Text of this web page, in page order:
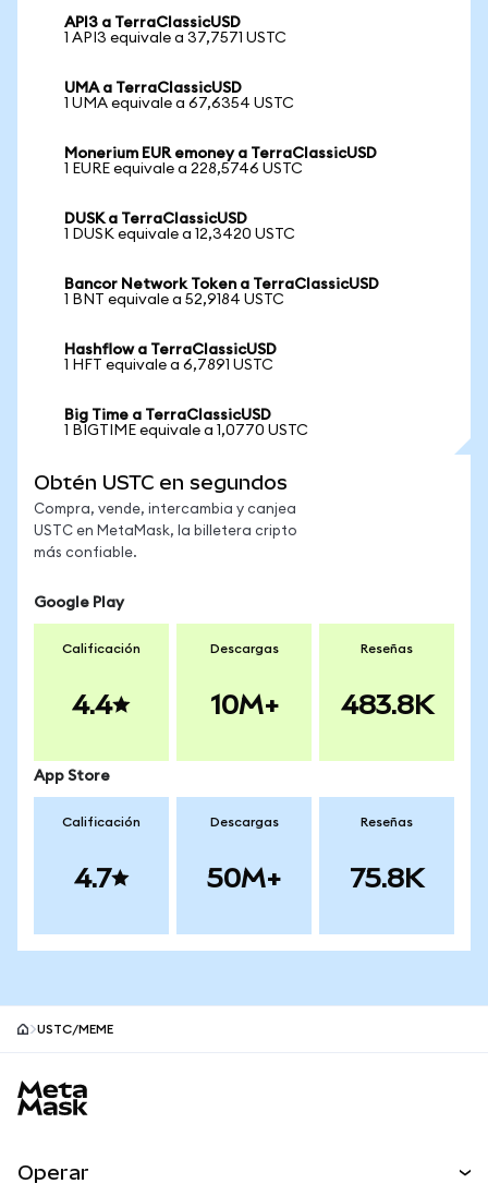
API3 a TerraClassicUSD
1 API3 equivale a 37,7571 USTC
UMA a TerraClassicUSD
1 UMA equivale a 67,6354 USTC
Monerium EUR emoney a TerraClassicUSD
1 EURE equivale a 228,5746 USTC
DUSK a TerraClassicUSD
1 DUSK equivale a 12,3420 USTC
Bancor Network Token a TerraClassicUSD
1 BNT equivale a 52,9184 USTC
Hashflow a TerraClassicUSD
1 HFT equivale a 6,7891 USTC
Big Time a TerraClassicUSD
1 BIGTIME equivale a 1,0770 USTC
Obtén USTC en segundos
Compra, vende, intercambia y canjea
USTC en MetaMask, la billetera cripto
más confiable.
Google Play
Calificación
4.4
Descargas
10M+
Reseñas
483.8K
App Store
Calificación
4.7
Descargas
50M+
Reseñas
75.8K
USTC/MEME
Operar